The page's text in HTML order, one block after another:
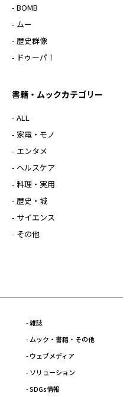
- BOMB
- ムー
- 歴史群像
- ドゥーパ！
書籍・ムックカテゴリー
- ALL
- 家電・モノ
- エンタメ
- ヘルスケア
- 料理・実用
- 歴史・城
- サイエンス
- その他
- 雑誌
- ムック・書籍・その他
- ウェブメディア
- ソリューション
- SDGs情報